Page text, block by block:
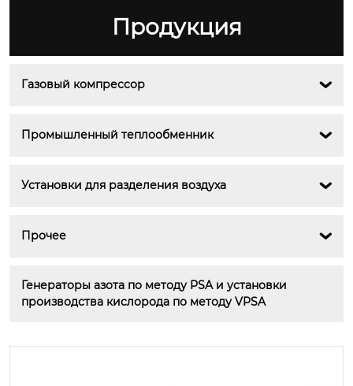
Продукция
Газовый компрессор 
Промышленный теплообменник 
Установки для разделения воздуха 
Прочее 
Генераторы азота по методу PSA и установки
производства кислорода по методу VPSA